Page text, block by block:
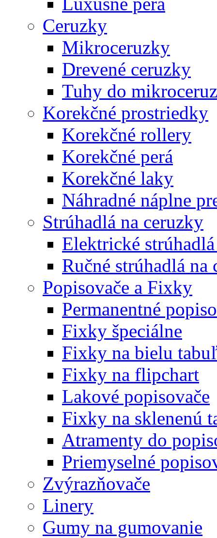
Ceruzky
Mikroceruzky
Drevené ceruzky
Tuhy do
Korekčné prostriedky
Korekčné rollery
Korekčné perá
Korekčné laky
Náhradné náplne
Strúhadlá na ceruzky
Elektrické
Ručné strúhadlá na
Popisovače a Fixky
Permanentné
Fixky špeciálne
Fixky na bielu
Fixky na flipchart
Lakové popisovače
Fixky na sklenenú
Atramenty do
Priemyselné
Zvýrazňovače
Linery
Gumy na gumovanie